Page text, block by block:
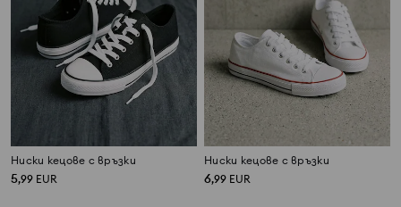
Ниски кецове с връзки
5,99 EUR
Ниски кецове с връзки
6,99 EUR